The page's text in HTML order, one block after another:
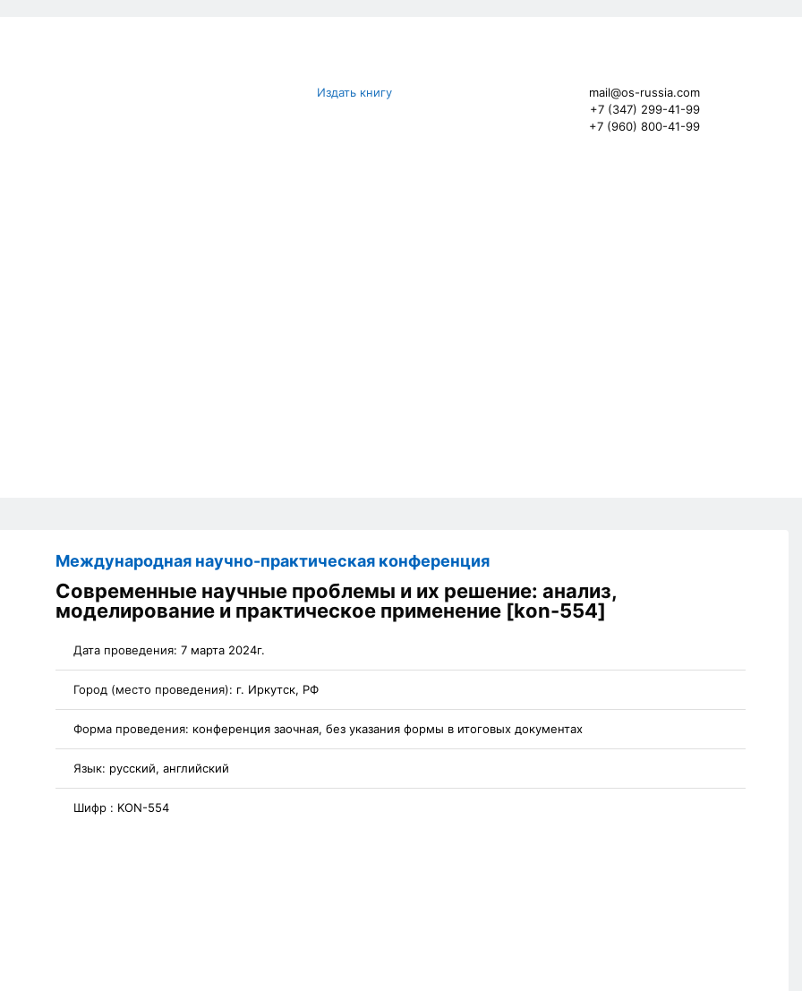
Издать книгу
mail@os-russia.com
+7 (347) 299-41-99
+7 (960) 800-41-99
Международная научно-практическая конференция
Современные научные проблемы и их решение: анализ,
моделирование и практическое применение [kon-554]
Дата проведения: 7 марта 2024г.
Город (место проведения): г. Иркутск, РФ
Форма проведения: конференция заочная, без указания формы в итоговых документах
Язык: русский, английский
Шифр : KON-554